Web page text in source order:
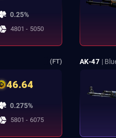
0.25%
4801 - 5050
(FT)
46.64
0.275%
5801 - 6075
AK-47 |